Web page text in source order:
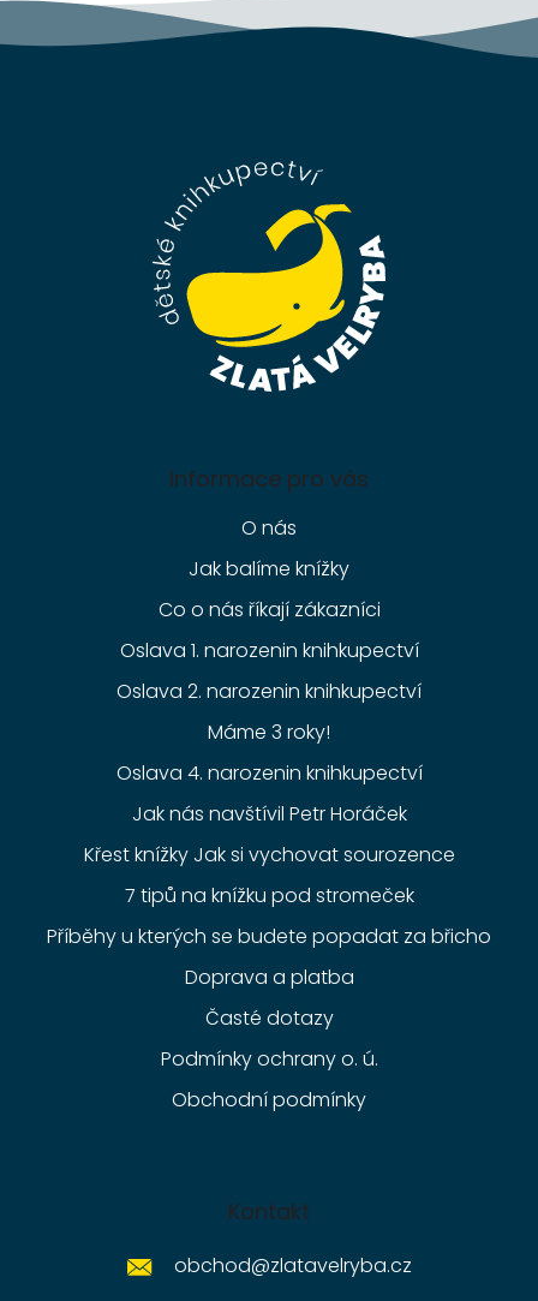
Informace pro vás
O nás
Jak balíme knížky
Co o nás říkají zákazníci
Oslava 1. narozenin knihkupectví
Oslava 2. narozenin knihkupectví
Máme 3 roky!
Oslava 4. narozenin knihkupectví
Jak nás navštívil Petr Horáček
Křest knížky Jak si vychovat sourozence
7 tipů na knížku pod stromeček
Příběhy u kterých se budete popadat za břicho
Doprava a platba
Časté dotazy
Podmínky ochrany o. ú.
Obchodní podmínky
Kontakt
obchod@zlatavelryba.cz